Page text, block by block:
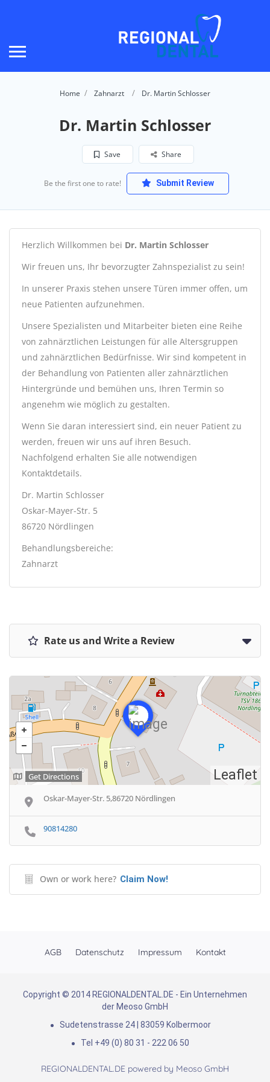
Home Zahnarzt Dr. Martin Schlosser
Dr. Martin Schlosser
Save Share
Be the first one to rate! Submit Review
Herzlich Willkommen bei Dr. Martin Schlosser
Wir freuen uns, Ihr bevorzugter Zahnspezialist zu sein!
In unserer Praxis stehen unsere Türen immer offen, um
neue Patienten aufzunehmen.
Unsere Spezialisten und Mitarbeiter bieten eine Reihe
von zahnärztlichen Leistungen für alle Altersgruppen
und zahnärztlichen Bedürfnisse. Wir sind kompetent in
der Behandlung von Patienten aller zahnärztlichen
Hintergründe und bemühen uns, Ihren Termin so
angenehm wie möglich zu gestalten.
Wenn Sie daran interessiert sind, ein neuer Patient zu
werden, freuen wir uns auf ihren Besuch.
Nachfolgend erhalten Sie alle notwendigen
Kontaktdetails.
Dr. Martin Schlosser
Oskar-Mayer-Str. 5
86720 Nördlingen
Behandlungsbereiche:
Zahnarzt
Rate us and Write a Review
Leaflet
Get Directions
Oskar-Mayer-Str. 5,86720 Nördlingen
90814280
Own or work here? Claim Now!
AGB Datenschutz Impressum Kontakt
Copyright © 2014 REGIONALDENTAL.DE - Ein Unternehmen
der Meoso GmbH
Sudetenstrasse 24 | 83059 Kolbermoor
Tel +49 (0) 80 31 - 222 06 50
REGIONALDENTAL.DE powered by Meoso GmbH